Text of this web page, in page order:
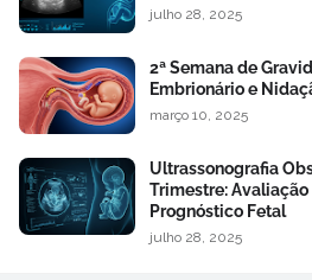
julho 28, 2025
2ª Semana de
Embrionário e
março 10, 2025
Ultrassonografia
Trimestre:
Prognóstico Fetal
julho 28, 2025